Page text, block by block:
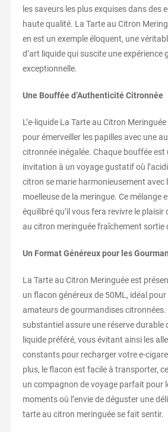
les saveurs les plus exquises dans des
haute qualité. La Tarte au Citron
en est un exemple éloquent, une
d’art liquide qui suscite une expérience
exceptionnelle.
Une Bouffée d’Authenticité Citronnée
L’e-liquide La Tarte au Citron
pour émerveiller les papilles avec une
citronnée inégalée. Chaque bouffée est
invitation à un voyage gustatif où
citron se marie harmonieusement avec
moelleuse de la meringue. Ce mélange
équilibré qu’il vous fera revivre le plaisir
au citron meringuée fraîchement sortie
Un Format Généreux pour les
La Tarte au Citron Meringuée est
un flacon généreux de 50ML, idéal pour
amateurs de gourmandises citronnées.
substantiel assure une réserve durable
liquide préféré, vous évitant ainsi les
constants pour recharger votre e-
plus, le flacon est facile à transporter,
un compagnon de voyage parfait pour
moments où l’envie de déguster une
tarte au citron meringuée se fait sentir.